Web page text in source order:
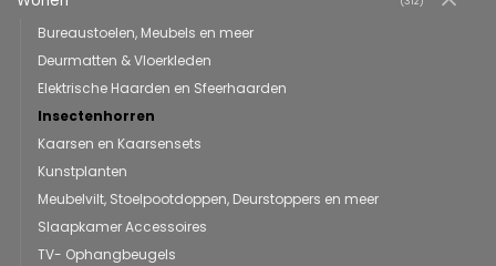
Bureaustoelen, Meubels en meer
Deurmatten & Vloerkleden
Elektrische Haarden en Sfeerhaarden
Insectenhorren
Kaarsen en Kaarsensets
Kunstplanten
Meubelvilt, Stoelpootdoppen, Deurstoppers en meer
Slaapkamer Accessoires
TV- Ophangbeugels